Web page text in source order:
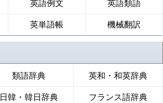
英語例文 英語類語
英単語帳 機械翻訳
類語辞典 英和・和英辞典
日韓・韓日辞典 フランス語辞典